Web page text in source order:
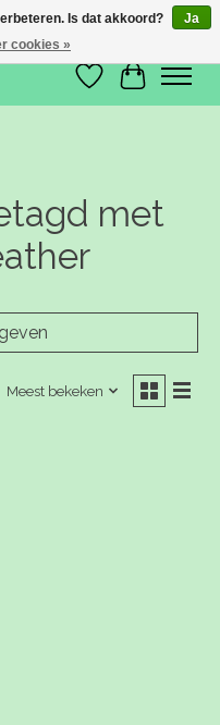
Verlanglijst
met
Meest bekeken
Is dat akkoord?
Ja
cookies »